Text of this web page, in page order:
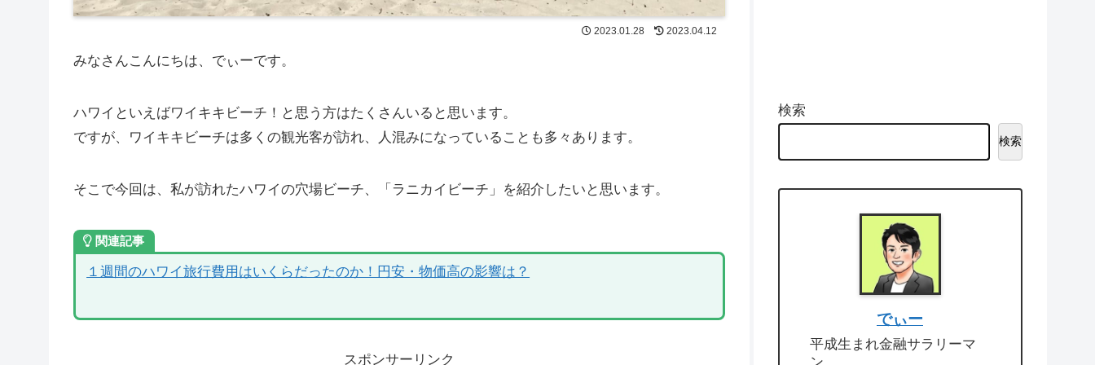
2023.01.28 2023.04.12
みなさんこんにちは、でぃーです。
ハワイといえばワイキキビーチ！と思う方はたくさんいると思います。
ですが、ワイキキビーチは多くの観光客が訪れ、人混みになっていることも多々あります。
そこで今回は、私が訪れたハワイの穴場ビーチ、「ラニカイビーチ」を紹介したいと思います。
関連記事
１週間のハワイ旅行費用はいくらだったのか！円安・物価高の影響は？
スポンサーリンク
検索
検索
でぃー
平成生まれ金融サラリーマ